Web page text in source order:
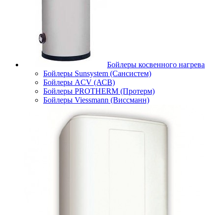
Бойлеры косвенного нагрева
Бойлеры Sunsystem (Сансистем)
Бойлеры ACV (АСВ)
Бойлеры PROTHERM (Протерм)
Бойлеры Viessmann (Виссманн)